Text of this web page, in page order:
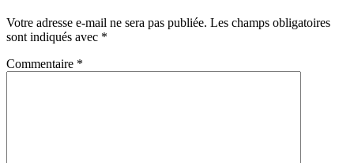
Votre adresse e-mail ne sera pas publiée. Les champs obligatoires
sont indiqués avec *
Commentaire *